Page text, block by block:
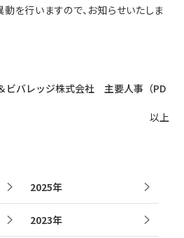
を行いますので、お知らせいたしま
ビバレッジ株式会社 主要人事（PD
以上
2025年
2023年